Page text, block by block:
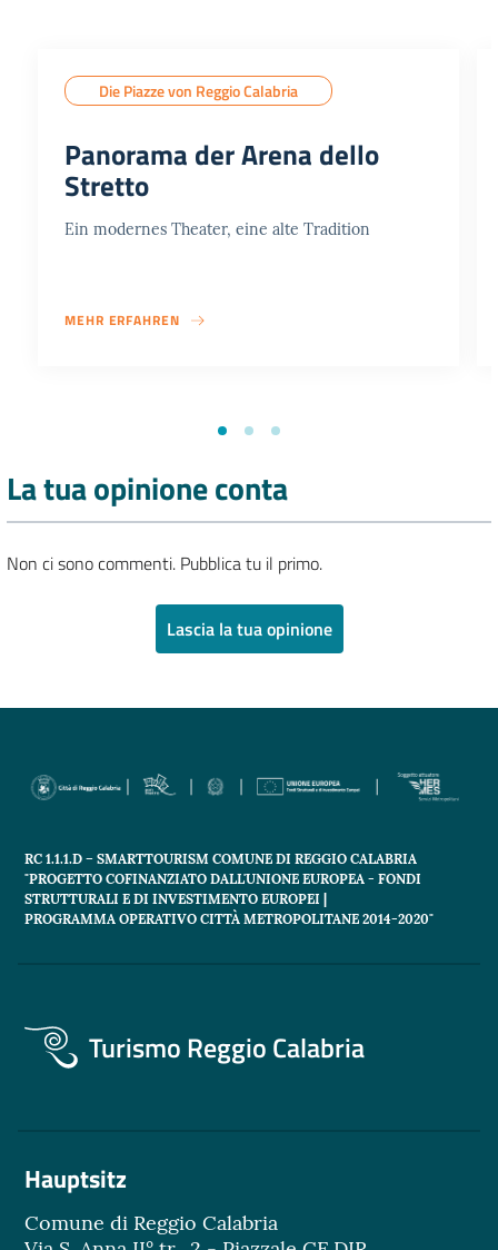
Die Piazze von Reggio Calabria
Panorama der Arena dello
Stretto
Ein modernes Theater, eine alte Tradition
MEHR ERFAHREN
La tua opinione conta
Non ci sono commenti. Pubblica tu il primo.
Lascia la tua opinione
RC 1.1.1.D – SMARTTOURISM COMUNE DI REGGIO CALABRIA
"PROGETTO COFINANZIATO DALL'UNIONE EUROPEA - FONDI
STRUTTURALI E DI INVESTIMENTO EUROPEI |
PROGRAMMA OPERATIVO CITTÀ METROPOLITANE 2014-2020"
Turismo Reggio Calabria
Hauptsitz
Comune di Reggio Calabria